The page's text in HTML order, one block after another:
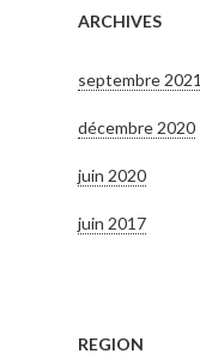
ARCHIVES
septembre 2021
décembre 2020
juin 2020
juin 2017
REGION